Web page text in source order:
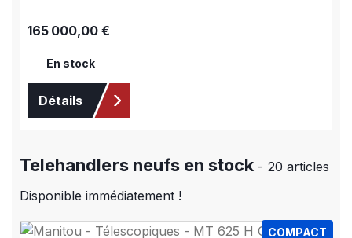
Prix régulier :
165 000,00 €
En stock
Détails
Telehandlers neufs en stock - 20 articles
Disponible immédiatement !
COMPACT